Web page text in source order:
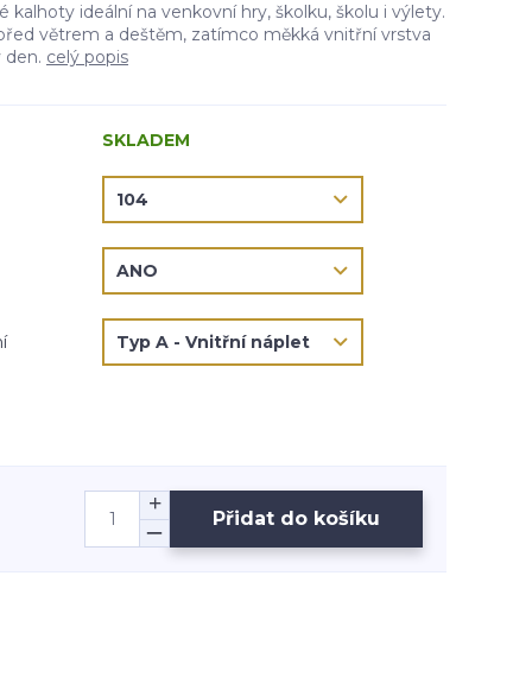
kalhoty ideální na venkovní hry, školku, školu i výlety.
větrem a deštěm, zatímco měkká vnitřní vrstva
den. celý popis
SKLADEM
Přidat do košíku